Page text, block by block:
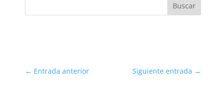
← Entrada anterior Siguiente entrada →